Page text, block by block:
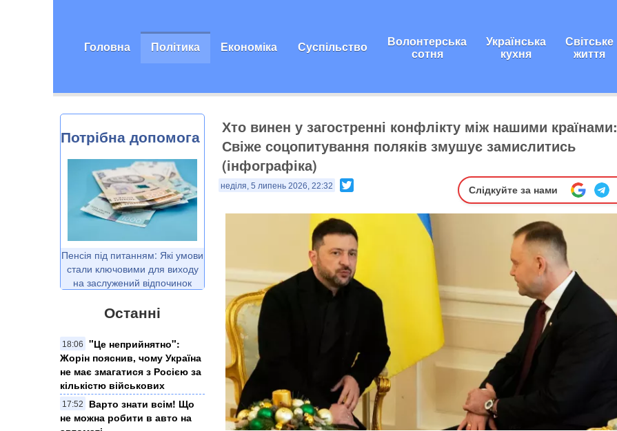
Головна Політика Економіка Суспільство Волонтерська
сотня
Українська
кухня
Світське
життя
Потрібна допомога
Пенсія під питанням: Які умови
стали ключовими для виходу
на заслужений відпочинок
Останні
18:06
"Це неприйнятно":
Жорін пояснив, чому Україна
не має змагатися з Росією за
кількістю військових
17:52
Варто знати всім! Що
не можна робити в авто на
Хто винен у загостренні конфлікту між нашими країнами:
Свіже соцопитування поляків змушує замислитись
(інфографіка)
неділя, 5 липень 2026, 22:32 Слідкуйте за нами